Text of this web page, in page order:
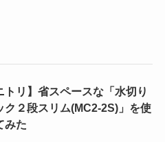
トリ】省スペースな「水切り
ク２段スリム(MC2-2S)」を使
みた